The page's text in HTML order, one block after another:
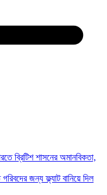
ব্রিটিশ শাসনের অমানবিকতা,
জন্য ফ্ল্যাট বানিয়ে দিল